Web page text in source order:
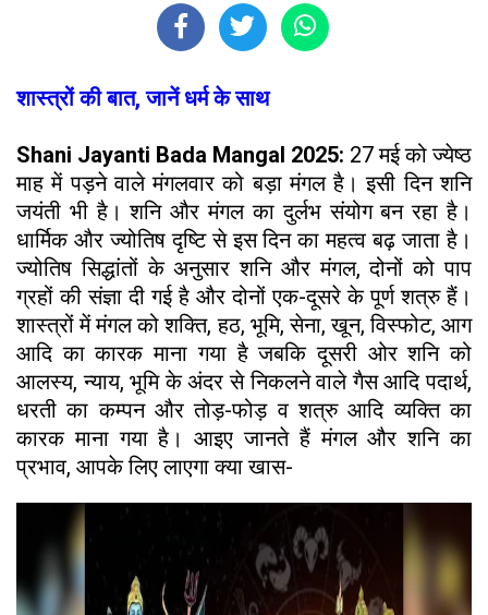
शास्त्रों की बात, जानें धर्म के साथ
Shani Jayanti Bada Mangal 2025: 27 मई को ज्येष्ठ
माह में पड़ने वाले मंगलवार को बड़ा मंगल है। इसी दिन शनि
जयंती भी है। शनि और मंगल का दुर्लभ संयोग बन रहा है।
धार्मिक और ज्योतिष दृष्टि से इस दिन का महत्व बढ़ जाता है।
ज्योतिष सिद्धांतों के अनुसार शनि और मंगल, दोनों को पाप
ग्रहों की संज्ञा दी गई है और दोनों एक-दूसरे के पूर्ण शत्रु हैं।
शास्त्रों में मंगल को शक्ति, हठ, भूमि, सेना, खून, विस्फोट, आग
आदि का कारक माना गया है जबकि दूसरी ओर शनि को
आलस्य, न्याय, भूमि के अंदर से निकलने वाले गैस आदि पदार्थ,
धरती का कम्पन और तोड़-फोड़ व शत्रु आदि व्यक्ति का
कारक माना गया है। आइए जानते हैं मंगल और शनि का
प्रभाव, आपके लिए लाएगा क्या खास-